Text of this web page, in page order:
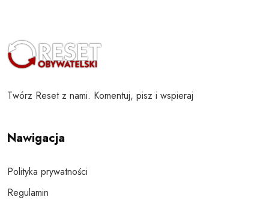
Twórz Reset z nami. Komentuj, pisz i wspieraj
Nawigacja
Polityka prywatności
Regulamin